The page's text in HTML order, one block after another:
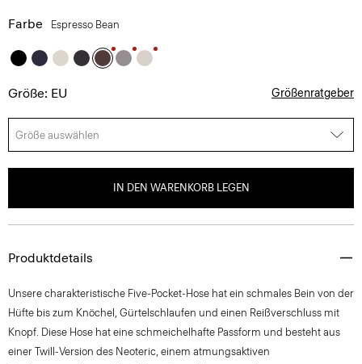
Farbe Espresso Bean
Größe: EU Größenratgeber
Größe auswählen
IN DEN WARENKORB LEGEN
Produktdetails
Unsere charakteristische Five-Pocket-Hose hat ein schmales Bein von der
Hüfte bis zum Knöchel, Gürtelschlaufen und einen Reißverschluss mit
Knopf. Diese Hose hat eine schmeichelhafte Passform und besteht aus
einer Twill-Version des Neoteric, einem atmungsaktiven